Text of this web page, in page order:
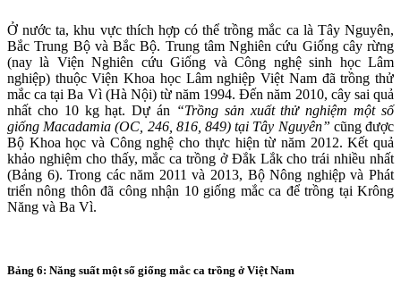
Ở nước ta, khu vực thích hợp có thể trồng mắc ca là Tây Nguyên,
Bắc Trung Bộ và Bắc Bộ. Trung tâm Nghiên cứu Giống cây rừng
(nay là Viện Nghiên cứu Giống và Công nghệ sinh học Lâm
nghiệp) thuộc Viện Khoa học Lâm nghiệp Việt Nam đã trồng thử
mắc ca tại Ba Vì (Hà Nội) từ năm 1994. Đến năm 2010, cây sai quả
nhất cho 10 kg hạt. Dự án “Trồng sản xuất thử nghiệm một số
giống Macadamia (OC, 246, 816, 849) tại Tây Nguyên” cũng được
Bộ Khoa học và Công nghệ cho thực hiện từ năm 2012. Kết quả
khảo nghiệm cho thấy, mắc ca trồng ở Đắk Lắk cho trái nhiều nhất
(Bảng 6). Trong các năm 2011 và 2013, Bộ Nông nghiệp và Phát
triển nông thôn đã công nhận 10 giống mắc ca để trồng tại Krông
Năng và Ba Vì.
Bảng 6: Năng suất một số giống mắc ca trồng ở Việt Nam